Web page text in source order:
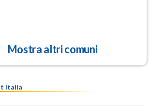
Mostra altri comuni
Italia